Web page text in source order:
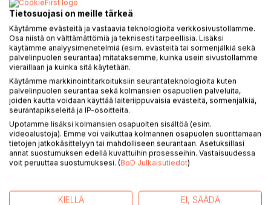
MATKA Lahnajärveltä Tikkurilaan on yllättävän pitkä, usko
pois - mahdollinen lukivirheeni, sillä omastani viikon lojuin
Saimaan rannalla, mutta Lahnajärveltä Sinirikontielle se kesti
trippimittarin mukaan neljä vuotta yhdessä kesässä! Enkä
saanut edes yhtään lahnaa!!
Tämä runostrippi syntyi aidoista matkaruksauksista, jotka
tein nykymaailmassa niin haihtuvalla lyijykynällä vasten
notkuvaa paperia yhdessä aina niin avoimen puolisoni
Empun kanssa [rakkaalla lapsella on aina niin monta nimeä,
että kaikkea en kehtaa]. Mutta tämä kirja kehtaa kosia
toukkaa, joka etsii lukua.
Tässä kesässä kävimme itäisessä Suomessa, edellisen
Tietosuojasi on meille tärkeä
Käytämme evästeitä ja vastaavia teknologioita verkkosivustollamme.
Osa niistä on välttämättömiä ja teknisesti tarpeellisia. Lisäksi
käytämme analyysimenetelmiä (esim. evästeitä tai sormenjälkiä sekä
palvelinpuolen seurantaa) mitataksemme, kuinka usein sivustollamme
vieraillaan ja kuinka sitä käytetään.
Käytämme markkinointitarkoituksiin seurantateknologioita kuten
palvelinpuolen seurantaa sekä kolmansien osapuolien palveluita,
joiden kautta voidaan käyttää laiteriippuvaisia evästeitä, sormenjälkiä,
seurantapikseleitä ja IP-osoitteita.
Upotamme lisäksi kolmansien osapuolten sisältöä (esim.
videoalustoja). Emme voi vaikuttaa kolmannen osapuolen suorittamaan
tietojen jatkokäsittelyyn tai mahdolliseen seurantaan. Asetuksillasi
annat suostumuksen edellä kuvattuihin prosesseihin. Vastaisuudessa
voit peruuttaa suostumuksesi. (BoD Julkaisutiedot)
KIELLÄ EI, SÄÄDÄ